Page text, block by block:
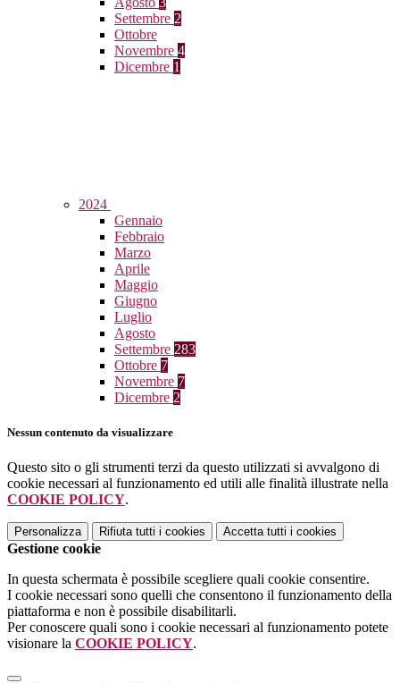
Settembre 2
Ottobre
Novembre 4
Dicembre 1
2024
Gennaio
Febbraio
Marzo
Aprile
Maggio
Giugno
Luglio
Agosto
Settembre 283
Ottobre 7
Novembre 7
Dicembre 2
Nessun contenuto da visualizzare
Questo sito o gli strumenti terzi da questo utilizzati si avvalgono di
cookie necessari al funzionamento ed utili alle finalità illustrate nella
COOKIE POLICY.
Personalizza Rifiuta tutti i cookies Accetta tutti i cookies
Gestione cookie
In questa schermata è possibile scegliere quali cookie consentire.
I cookie necessari sono quelli che consentono il funzionamento della
piattaforma e non è possibile disabilitarli.
Per conoscere quali sono i cookie necessari al funzionamento potete
visionare la COOKIE POLICY.